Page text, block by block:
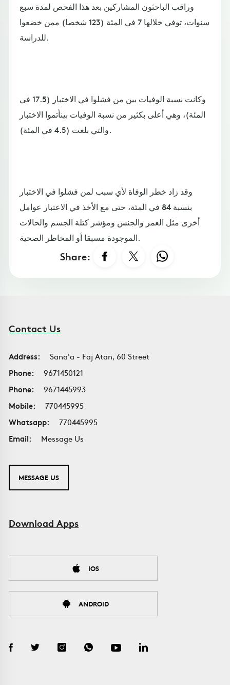
وراقب الباحثون المشاركين بعد هذا الفحص لمدة سبع
سنوات، توفي خلالها 7 في المئة (123 شخصا) ممن خضعوا
للدراسة.
وكانت نسبة الوفيات بين من فشلوا في الاختبار (17.5 في
المئة)، وهي أعلى بكثير من نسبة الوفيات بينأتموا الاختبار
والتي بلغت (4.5 في المئة).
وقد زاد خطر الوفاة لأي سبب لمن فشلوا في الاختبار
بنسبة 84 في المئة، حتى مع الأخذ في الاعتبار عوامل
أخرى مثل العمر والجنس ومؤشر كتلة الجسم والحالات
الموجودة مسبقا أو المخاطر الصحية.
Share:
Contact Us
Address:
Sana'a - Faj Atan, 60 Street
Phone:
9671450121
Phone:
9671445993
Mobile:
770445995
Whatsapp:
770445995
Email:
Message Us
MESSAGE US
Download Apps
IOS
ANDROID